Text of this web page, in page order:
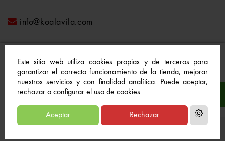
Este sitio web utiliza cookies propias y de terceros para
garantizar el correcto funcionamiento de la tienda, mejorar
nuestros servicios y con finalidad analítica. Puede aceptar,
rechazar o configurar el uso de cookies.
Aceptar Rechazar
info@koalavila.com
© 2021-2022 Koala Vila™. Todos los derechos